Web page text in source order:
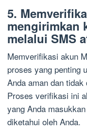
5.
mengirimkan
melalui SMS
Memverifikasi akun
proses yang penting
Anda aman dan
Proses verifikasi ini
yang Anda
diketahui oleh Anda.